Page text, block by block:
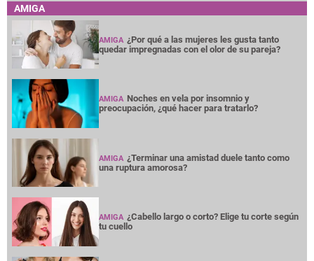
AMIGA
AMIGA ¿Por qué a las mujeres les gusta tanto
quedar impregnadas con el olor de su pareja?
AMIGA Noches en vela por insomnio y
preocupación, ¿qué hacer para tratarlo?
AMIGA ¿Terminar una amistad duele tanto como
una ruptura amorosa?
AMIGA ¿Cabello largo o corto? Elige tu corte según
tu cuello